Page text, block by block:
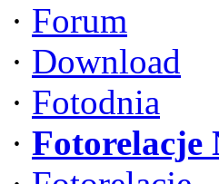
· Forum
· Download
· Fotodnia
· Fotorelacje